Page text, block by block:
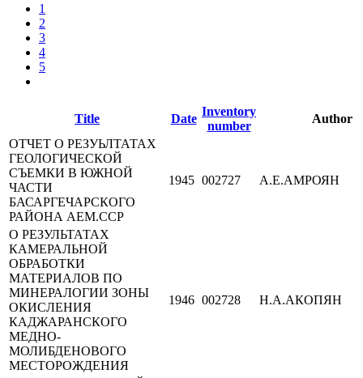
1
2
3
4
5
Title Date
Inventory
number
Author
ОТЧЕТ О РЕЗУЬЛТАТАХ
ГЕОЛОГИЧЕСКОЙ
СЪЕМКИ В ЮЖНОЙ
ЧАСТИ
БАСАРГЕЧАРСКОГО
РАЙОНА АЕМ.ССР
1945 002727 А.Е.АМРОЯН
О РЕЗУЛЬТАТАХ
КАМЕРАЛЬНОЙ
ОБРАБОТКИ
МАТЕРИАЛОВ ПО
МИНЕРАЛОГИИ ЗОНЫ
ОКИСЛЕНИЯ
КАДЖАРАНСКОГО
МЕДНО-
МОЛИБДЕНОВОГО
МЕСТОРОЖДЕНИЯ
1946 002728 Н.А.АКОПЯН